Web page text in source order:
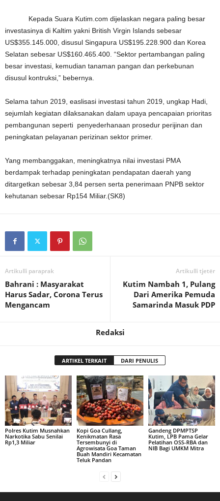
Kepada Suara Kutim.com dijelaskan negara paling besar
investasinya di Kaltim yakni British Virgin Islands sebesar
US$355.145.000, disusul Singapura US$195.228.900 dan Korea
Selatan sebesar US$160.465.400. “Sektor pertambangan paling
besar investasi, kemudian tanaman pangan dan perkebunan
disusul kontruksi,” bebernya.
Selama tahun 2019, easlisasi investasi tahun 2019, ungkap Hadi,
sejumlah kegiatan dilaksanakan dalam upaya pencapaian prioritas
pembangunan seperti penyederhanaan prosedur perijinan dan
peningkatan pelayanan perizinan sektor primer.
Yang membanggakan, meningkatnya nilai investasi PMA
berdampak terhadap peningkatan pendapatan daerah yang
ditargetkan sebesar 3,84 persen serta penerimaan PNPB sektor
kehutanan sebesar Rp154 Miliar.(SK8)
Artikulli paraprak
Bahrani : Masyarakat
Harus Sadar, Corona Terus
Mengancam
Artikulli tjetër
Kutim Nambah 1, Pulang
Dari Amerika Pemuda
Samarinda Masuk PDP
Redaksi
ARTIKEL TERKAIT DARI PENULIS
Polres Kutim Musnahkan
Narkotika Sabu Senilai
Rp1,3 Miliar
Kopi Goa Cullang,
Kenikmatan Rasa
Tersembunyi di
Agrowisata Goa Taman
Buah Mandiri Kecamatan
Teluk Pandan
Gandeng DPMPTSP
Kutim, LPB Pama Gelar
Pelatihan OSS-RBA dan
NIB Bagi UMKM Mitra